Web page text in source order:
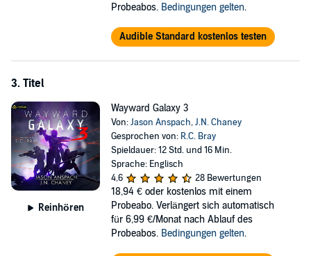
Probeabos. Bedingungen gelten.
Audible Standard kostenlos testen
3. Titel
Reinhören
Wayward Galaxy 3
Von:Jason Anspach,J.N. Chaney
Gesprochen von: R.C. Bray
Spieldauer: 12 Std. und 16 Min.
Sprache: Englisch
4,6
28 Bewertungen
18,94 € oder kostenlos mit einem
Probeabo. Verlängert sich automatisch
für 6,99 €/Monat nach Ablauf des
Probeabos. Bedingungen gelten.